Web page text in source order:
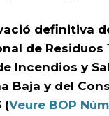
definitiva
de
Incendios y
Baja y del
(Veure BOP